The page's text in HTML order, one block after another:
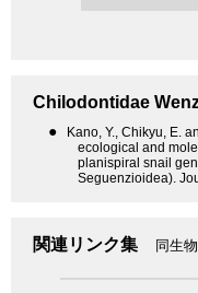
Chilodontidae
●
Kano, Y., Chikyu, E.
ecological and
planispiral snail
Seguenzioidea).
関連リンク集 同生